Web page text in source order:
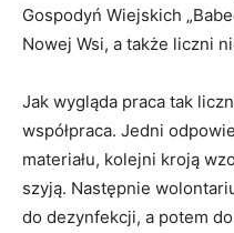
Gospodyń Wiejskich
Nowej Wsi, a także liczni
Jak wygląda praca tak
współpraca. Jedni
materiału, kolejni kroją
szyją. Następnie
do dezynfekcji, a potem